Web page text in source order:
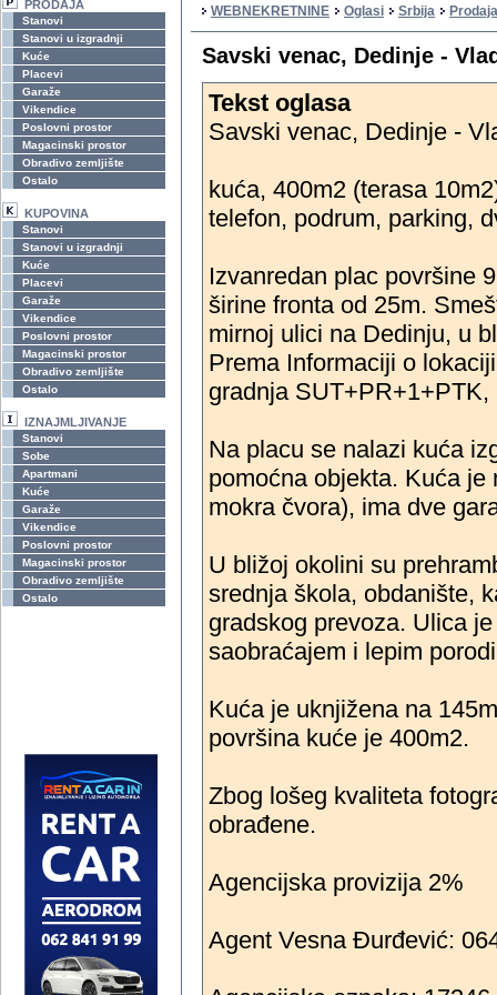
PRODAJA
Stanovi
Stanovi u izgradnji
Kuće
Placevi
Garaže
Vikendice
Poslovni prostor
Magacinski prostor
Obradivo zemljište
Ostalo
KUPOVINA
Stanovi
Stanovi u izgradnji
Kuće
Placevi
Garaže
Vikendice
Poslovni prostor
Magacinski prostor
Obradivo zemljište
Ostalo
IZNAJMLJIVANJE
Stanovi
Sobe
Apartmani
Kuće
Garaže
Vikendice
Poslovni prostor
Magacinski prostor
Obradivo zemljište
Ostalo
WEBNEKRETNINE Oglasi Srbija
Savski venac, Dedinje -
Tekst oglasa
Savski venac, Dedinje -
kuća, 400m2 (terasa
telefon, podrum, parking,
Izvanredan plac površine
širine fronta od 25m.
mirnoj ulici na Dedinju, u
Prema Informaciji o
gradnja
Na placu se nalazi kuća
pomoćna objekta. Kuća
mokra čvora), ima dve
U bližoj okolini su
srednja škola, obdanište,
gradskog prevoza. Ulica
saobraćajem i lepim
Kuća je uknjižena na
površina kuće je 400m2.
Zbog lošeg kvaliteta
obrađene.
Agencijska provizija 2%
Agent Vesna Đurđević: